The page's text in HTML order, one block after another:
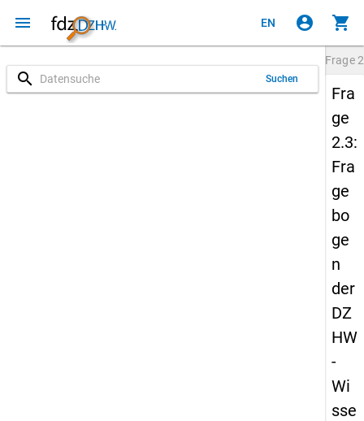
menu EN account_circle shopping_cart
search Suchen
Frage
Fra
ge
2.3:
Fra
ge
bo
ge
n
der
DZ
HW
-
Wi
sse